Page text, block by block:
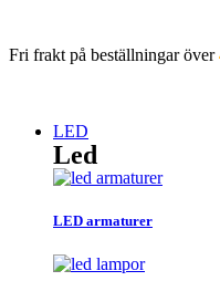
innehåll
Fri frakt på beställningar över
LED
Led
LED armaturer